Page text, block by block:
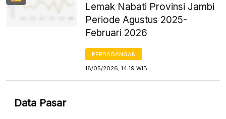
Lemak Nabati Provinsi Jambi
Periode Agustus 2025-
Februari 2026
PERDAGANGAN
18/05/2026, 14:19 WIB
Data Pasar